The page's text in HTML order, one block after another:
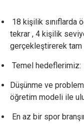
18 kişilik sınıflarda
tekrar , 4 kişilik
gerçekleştirerek tam
Temel hedeflerimiz:
Düşünme ve
öğretim modeli ile
En az bir spor